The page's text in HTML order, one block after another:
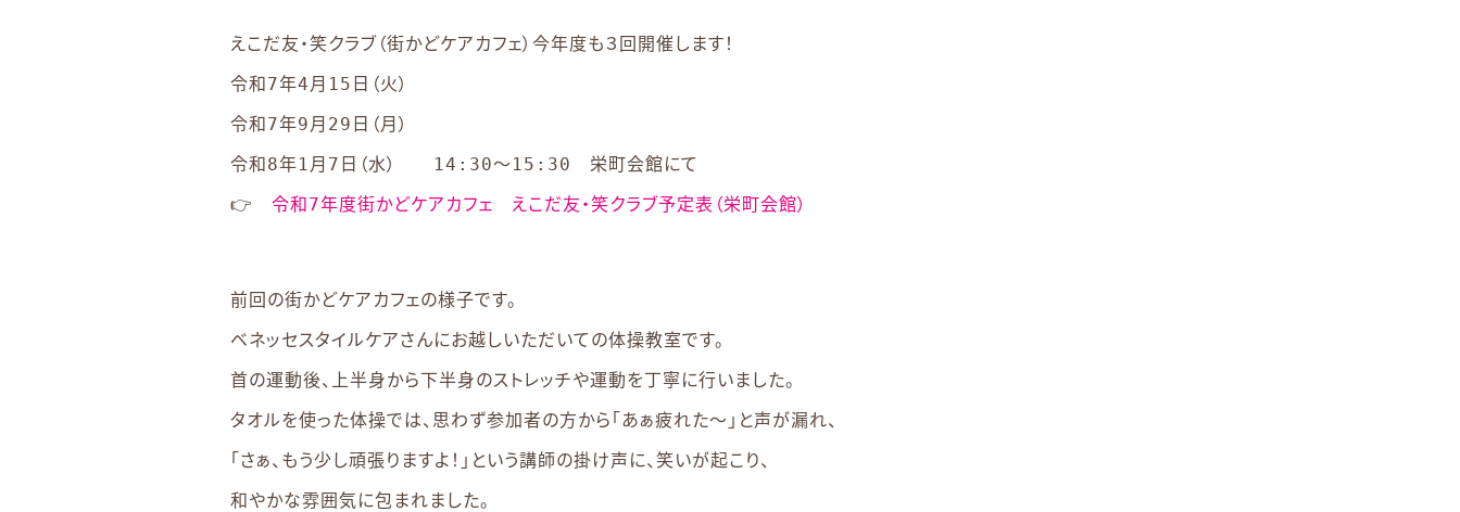
えこだ友・笑クラブ（街かどケアカフェ）今年度も３回開催します！
令和7年4月15日（火）
令和7年9月29日（月）
令和8年1月7日（水） 14:30～15:30 栄町会館にて
👉 令和7年度街かどケアカフェ えこだ友・笑クラブ予定表（栄町会館）
前回の街かどケアカフェの様子です。
ベネッセスタイルケアさんにお越しいただいての体操教室です。
首の運動後、上半身から下半身のストレッチや運動を丁寧に行いました。
タオルを使った体操では、思わず参加者の方から「あぁ疲れた～」と声が漏れ、
「さぁ、もう少し頑張りますよ！」という講師の掛け声に、笑いが起こり、
和やかな雰囲気に包まれました。